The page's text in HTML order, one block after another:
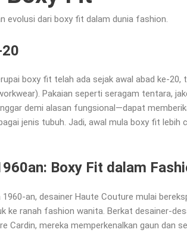
evolusi dari boxy fit dalam dunia fashion.
boxy fit telah ada sejak awal abad ke-
Pakaian seperti seragam tentara,
demi alasan fungsional—dapat
jenis tubuh. Jadi, awal mula boxy fit lebih
Boxy Fit dalam
an, desainer Haute Couture mulai
ke ranah fashion wanita. Berkat desainer-
Cardin, mereka memperkenalkan gaun dan